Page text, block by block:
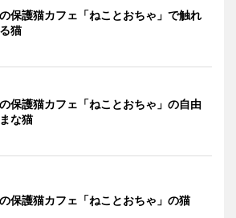
保護猫カフェ「ねことおちゃ」で触れ
猫
保護猫カフェ「ねことおちゃ」の自由
な猫
保護猫カフェ「ねことおちゃ」の猫